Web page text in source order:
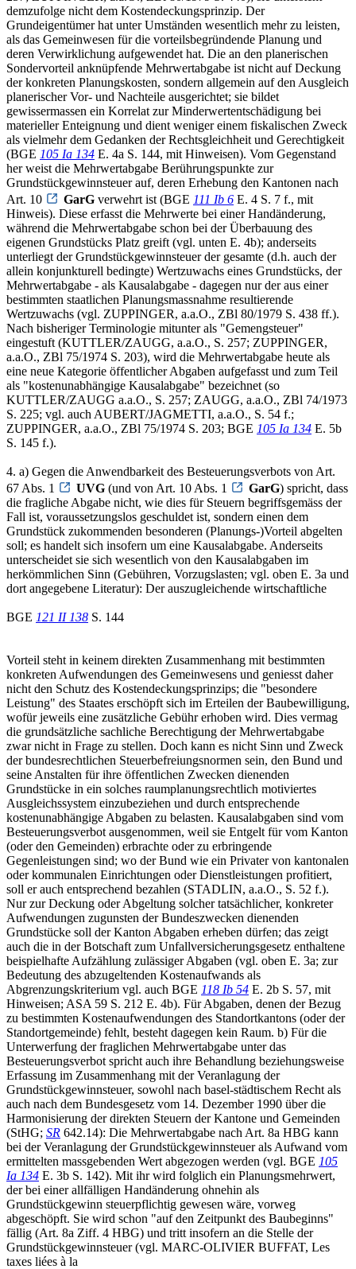
demzufolge nicht dem Kostendeckungsprinzip. Der
Grundeigentümer hat unter Umständen wesentlich mehr zu leisten,
als das Gemeinwesen für die vorteilsbegründende Planung und
deren Verwirklichung aufgewendet hat. Die an den planerischen
Sondervorteil anknüpfende Mehrwertabgabe ist nicht auf Deckung
der konkreten Planungskosten, sondern allgemein auf den Ausgleich
planerischer Vor- und Nachteile ausgerichtet; sie bildet
gewissermassen ein Korrelat zur Minderwertentschädigung bei
materieller Enteignung und dient weniger einem fiskalischen Zweck
als vielmehr dem Gedanken der Rechtsgleichheit und Gerechtigkeit
(BGE 105 Ia 134 E. 4a S. 144, mit Hinweisen). Vom Gegenstand
her weist die Mehrwertabgabe Berührungspunkte zur
Grundstückgewinnsteuer auf, deren Erhebung den Kantonen nach
Art. 10
GarG verwehrt ist (BGE 111 Ib 6 E. 4 S. 7 f., mit
Hinweis). Diese erfasst die Mehrwerte bei einer Handänderung,
während die Mehrwertabgabe schon bei der Überbauung des
eigenen Grundstücks Platz greift (vgl. unten E. 4b); anderseits
unterliegt der Grundstückgewinnsteuer der gesamte (d.h. auch der
allein konjunkturell bedingte) Wertzuwachs eines Grundstücks, der
Mehrwertabgabe - als Kausalabgabe - dagegen nur der aus einer
bestimmten staatlichen Planungsmassnahme resultierende
Wertzuwachs (vgl. ZUPPINGER, a.a.O., ZBl 80/1979 S. 438 ff.).
Nach bisheriger Terminologie mitunter als "Gemengsteuer"
eingestuft (KUTTLER/ZAUGG, a.a.O., S. 257; ZUPPINGER,
a.a.O., ZBl 75/1974 S. 203), wird die Mehrwertabgabe heute als
eine neue Kategorie öffentlicher Abgaben aufgefasst und zum Teil
als "kostenunabhängige Kausalabgabe" bezeichnet (so
KUTTLER/ZAUGG a.a.O., S. 257; ZAUGG, a.a.O., ZBl 74/1973
S. 225; vgl. auch AUBERT/JAGMETTI, a.a.O., S. 54 f.;
ZUPPINGER, a.a.O., ZBl 75/1974 S. 203; BGE 105 Ia 134 E. 5b
S. 145 f.).
4. a) Gegen die Anwendbarkeit des Besteuerungsverbots von Art.
67 Abs. 1
UVG (und von Art. 10 Abs. 1 GarG) spricht, dass
die fragliche Abgabe nicht, wie dies für Steuern begriffsgemäss der
Fall ist, voraussetzungslos geschuldet ist, sondern einen dem
Grundstück zukommenden besonderen (Planungs-)Vorteil abgelten
soll; es handelt sich insofern um eine Kausalabgabe. Anderseits
unterscheidet sie sich wesentlich von den Kausalabgaben im
herkömmlichen Sinn (Gebühren, Vorzugslasten; vgl. oben E. 3a und
dort angegebene Literatur): Der auszugleichende wirtschaftliche
BGE 121 II 138 S. 144
Vorteil steht in keinem direkten Zusammenhang mit bestimmten
konkreten Aufwendungen des Gemeinwesens und geniesst daher
nicht den Schutz des Kostendeckungsprinzips; die "besondere
Leistung" des Staates erschöpft sich im Erteilen der Baubewilligung,
wofür jeweils eine zusätzliche Gebühr erhoben wird. Dies vermag
die grundsätzliche sachliche Berechtigung der Mehrwertabgabe
zwar nicht in Frage zu stellen. Doch kann es nicht Sinn und Zweck
der bundesrechtlichen Steuerbefreiungsnormen sein, den Bund und
seine Anstalten für ihre öffentlichen Zwecken dienenden
Grundstücke in ein solches raumplanungsrechtlich motiviertes
Ausgleichssystem einzubeziehen und durch entsprechende
kostenunabhängige Abgaben zu belasten. Kausalabgaben sind vom
Besteuerungsverbot ausgenommen, weil sie Entgelt für vom Kanton
(oder den Gemeinden) erbrachte oder zu erbringende
Gegenleistungen sind; wo der Bund wie ein Privater von kantonalen
oder kommunalen Einrichtungen oder Dienstleistungen profitiert,
soll er auch entsprechend bezahlen (STADLIN, a.a.O., S. 52 f.).
Nur zur Deckung oder Abgeltung solcher tatsächlicher, konkreter
Aufwendungen zugunsten der Bundeszwecken dienenden
Grundstücke soll der Kanton Abgaben erheben dürfen; das zeigt
auch die in der Botschaft zum Unfallversicherungsgesetz enthaltene
beispielhafte Aufzählung zulässiger Abgaben (vgl. oben E. 3a; zur
Bedeutung des abzugeltenden Kostenaufwands als
Abgrenzungskriterium vgl. auch BGE 118 Ib 54 E. 2b S. 57, mit
Hinweisen; ASA 59 S. 212 E. 4b). Für Abgaben, denen der Bezug
zu bestimmten Kostenaufwendungen des Standortkantons (oder der
Standortgemeinde) fehlt, besteht dagegen kein Raum. b) Für die
Unterwerfung der fraglichen Mehrwertabgabe unter das
Besteuerungsverbot spricht auch ihre Behandlung beziehungsweise
Erfassung im Zusammenhang mit der Veranlagung der
Grundstückgewinnsteuer, sowohl nach basel-städtischem Recht als
auch nach dem Bundesgesetz vom 14. Dezember 1990 über die
Harmonisierung der direkten Steuern der Kantone und Gemeinden
(StHG; SR 642.14): Die Mehrwertabgabe nach Art. 8a HBG kann
bei der Veranlagung der Grundstückgewinnsteuer als Aufwand vom
ermittelten massgebenden Wert abgezogen werden (vgl. BGE 105
Ia 134 E. 3b S. 142). Mit ihr wird folglich ein Planungsmehrwert,
der bei einer allfälligen Handänderung ohnehin als
Grundstückgewinn steuerpflichtig gewesen wäre, vorweg
abgeschöpft. Sie wird schon "auf den Zeitpunkt des Baubeginns"
fällig (Art. 8a Ziff. 4 HBG) und tritt insofern an die Stelle der
Grundstückgewinnsteuer (vgl. MARC-OLIVIER BUFFAT, Les
taxes liées à la